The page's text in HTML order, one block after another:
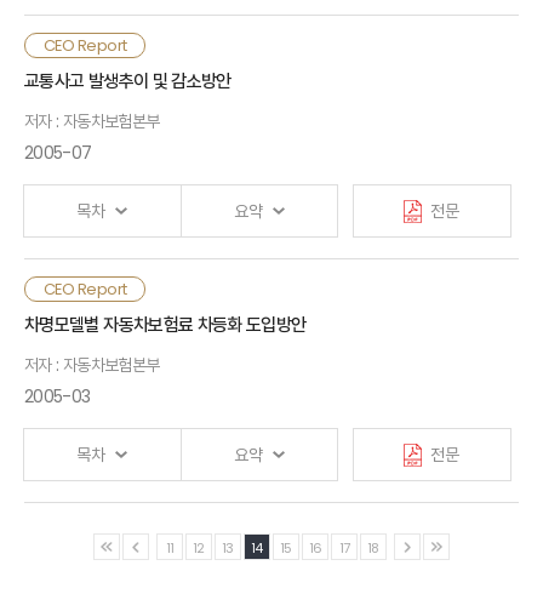
Ⅳ. 맺음말
<별첨> CAT(Catastrophe) 모델
□ 최근 경제 금융 및 보험시장 환경이 빠르게 변화함에 따라
산업 전망 업무의 시의성을 제고하기 위해서 연 1회의 정기적인
○ 2005년에 들어서도 경기 회복 여부가 불확실한 가운데 금융
시장의 불안정도 심화되고 있어 보험산업 환경의 측면에서 기존의
전망치를 재검토할 필요 대두
○ 보험산업의 경우 금융형 상품에 대한 인기 급증, 퇴직연금
도입 등의 요인을 충분히 고려하여 전망을 재조정할 필요성 제기
- FY2004 생명보험의 경우 변액상품의 인기가 큰 폭 증가하고
단체보험의 급감세가 진정되면서 양적으로 양호한 실적 시현
□ 이 보고서는 2004년 11월의 보험산업 전망에 대해 주로
제목 및 목차
Ⅱ. 경제·금융 환경
Ⅲ. 수입보험료 전망
Ⅳ. 시사점
CEO Report
교통사고 발생추이 및 감소방안
저자 : 자동차보험본부
2005-07
목차 요약 전문
CEO Report
차명모델별 자동차보험료 차등화 도입방안
저자 : 자동차보험본부
2005-03
목차 요약 전문
11 12 13 14 15 16 17 18